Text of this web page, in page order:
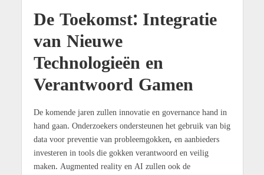
De Toekomst: Integratie
van Nieuwe
Technologieën en
Verantwoord Gamen
De komende jaren zullen innovatie en governance hand in
hand gaan. Onderzoekers ondersteunen het gebruik van big
data voor preventie van probleemgokken, en aanbieders
investeren in tools die gokken verantwoord en veilig
maken. Augmented reality en AI zullen ook de